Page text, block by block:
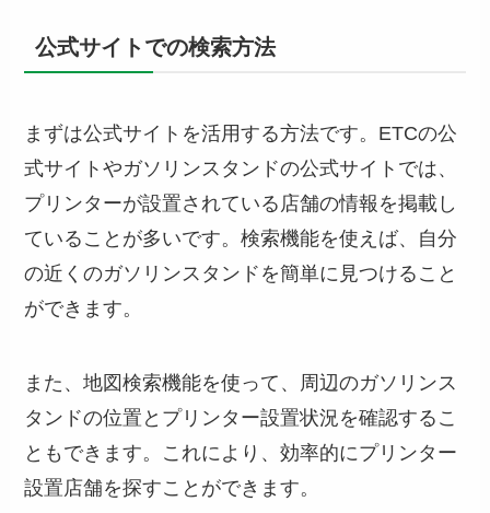
公式サイトでの検索方法
まずは公式サイトを活用する方法です。ETCの公
式サイトやガソリンスタンドの公式サイトでは、
プリンターが設置されている店舗の情報を掲載し
ていることが多いです。検索機能を使えば、自分
の近くのガソリンスタンドを簡単に見つけること
ができます。
また、地図検索機能を使って、周辺のガソリンス
タンドの位置とプリンター設置状況を確認するこ
ともできます。これにより、効率的にプリンター
設置店舗を探すことができます。